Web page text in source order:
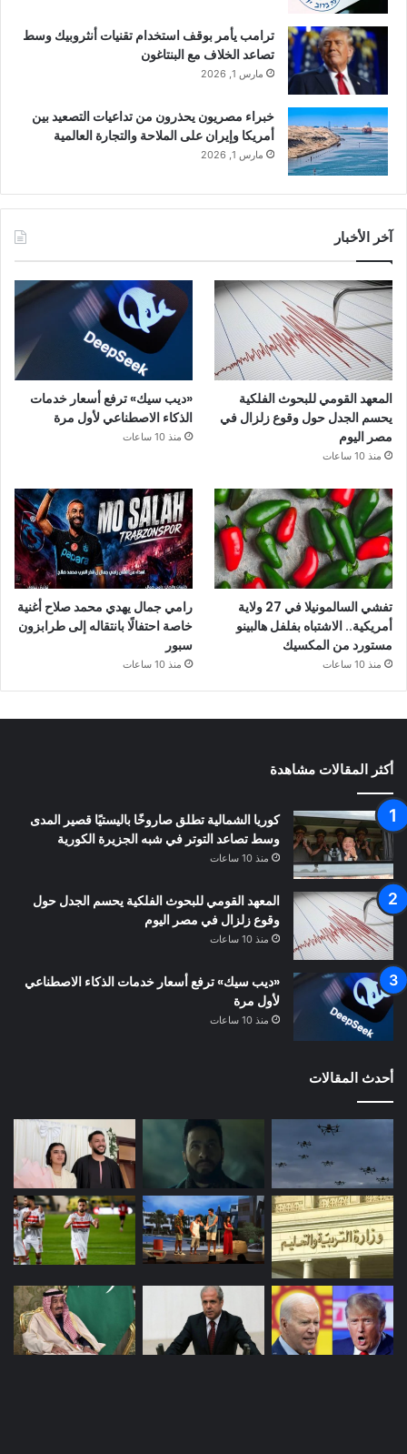
ترامب يأمر بوقف استخدام تقنيات أنثروبيك وسط
تصاعد الخلاف مع البنتاغون
مارس 1, 2026
خبراء مصريون يحذرون من تداعيات التصعيد بين
أمريكا وإيران على الملاحة والتجارة العالمية
مارس 1, 2026
آخر الأخبار
المعهد القومي للبحوث الفلكية
يحسم الجدل حول وقوع زلزال في
مصر اليوم
منذ 10 ساعات
«ديب سيك» ترفع أسعار خدمات
الذكاء الاصطناعي لأول مرة
منذ 10 ساعات
تفشي السالمونيلا في 27 ولاية
أمريكية.. الاشتباه بفلفل هالبينو
مستورد من المكسيك
منذ 10 ساعات
رامي جمال يهدي محمد صلاح أغنية
خاصة احتفالًا بانتقاله إلى طرابزون
سبور
منذ 10 ساعات
أكثر المقالات مشاهدة
كوريا الشمالية تطلق صاروخًا باليستيًا قصير المدى
وسط تصاعد التوتر في شبه الجزيرة الكورية
منذ 10 ساعات
المعهد القومي للبحوث الفلكية يحسم الجدل حول
وقوع زلزال في مصر اليوم
منذ 10 ساعات
«ديب سيك» ترفع أسعار خدمات الذكاء الاصطناعي
لأول مرة
منذ 10 ساعات
أحدث المقالات